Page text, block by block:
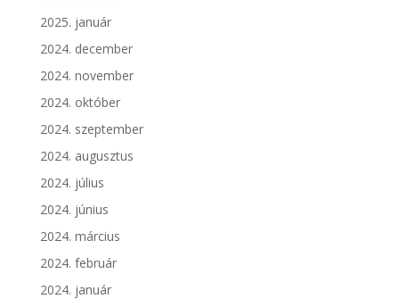
2025. január
2024. december
2024. november
2024. október
2024. szeptember
2024. augusztus
2024. július
2024. június
2024. március
2024. február
2024. január